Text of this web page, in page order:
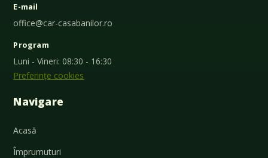
E-mail
office@car-casabanilor.ro
Program
Luni - Vineri: 08:30 - 16:30
Preferințe cookies
Navigare
Acasă
Împrumuturi